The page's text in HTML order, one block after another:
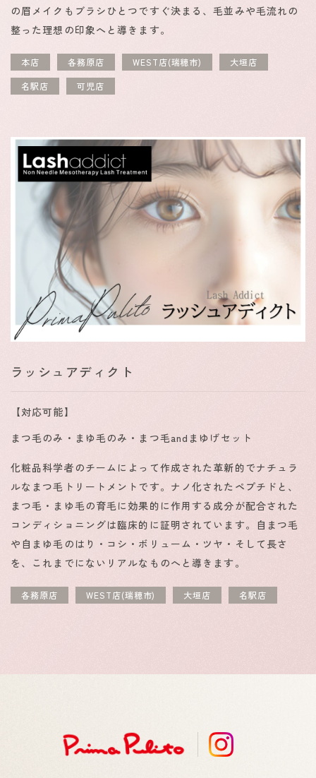
の眉メイクもブラシひとつですぐ決まる、毛並みや毛流れの
整った理想の印象へと導きます。
本店 各務原店 WEST店(瑞穂市)
大垣店
名駅店
可児店
ラッシュアディクト
【対応可能】
まつ毛のみ・まゆ毛のみ・まつ毛andまゆげセット
化粧品科学者のチームによって作成された革新的でナチュラ
ルなまつ毛トリートメントです。ナノ化されたペプチドと、
まつ毛・まゆ毛の育毛に効果的に作用する成分が配合された
コンディショニングは臨床的に証明されています。自まつ毛
や自まゆ毛のはり・コシ・ボリューム・ツヤ・そして長さ
を、これまでにないリアルなものへと導きます。
各務原店 WEST店(瑞穂市) 大垣店 名駅店